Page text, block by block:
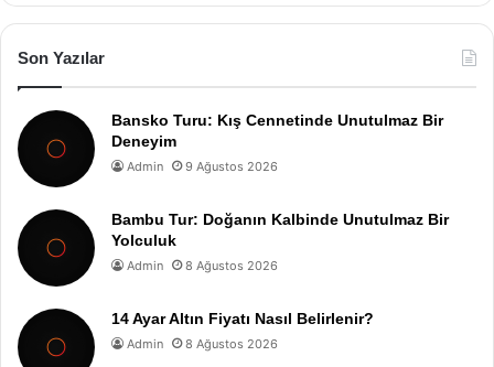
Son Yazılar
Bansko Turu: Kış Cennetinde Unutulmaz Bir
Deneyim
Admin 9 Ağustos 2026
Bambu Tur: Doğanın Kalbinde Unutulmaz Bir
Yolculuk
Admin 8 Ağustos 2026
14 Ayar Altın Fiyatı Nasıl Belirlenir?
Admin 8 Ağustos 2026